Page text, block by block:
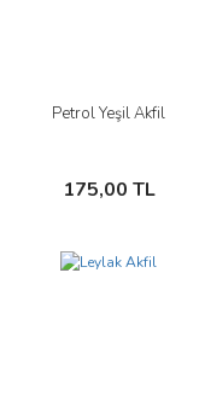
Petrol Yeşil Akfil
175,00 TL
İncele
Sepete Ekle